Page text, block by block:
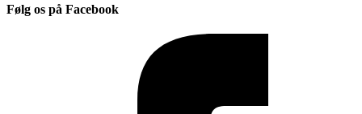
Følg os på Facebook